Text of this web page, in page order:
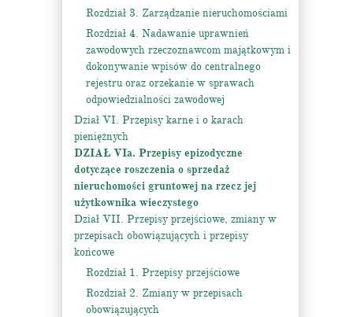
Rozdział 3. Zarządzanie nieruchomościami
Rozdział 4. Nadawanie uprawnień
zawodowych rzeczoznawcom majątkowym i
dokonywanie wpisów do centralnego
rejestru oraz orzekanie w sprawach
odpowiedzialności zawodowej
Dział VI. Przepisy karne i o karach
pieniężnych
DZIAŁ VIa. Przepisy epizodyczne
dotyczące roszczenia o sprzedaż
nieruchomości gruntowej na rzecz jej
użytkownika wieczystego
Dział VII. Przepisy przejściowe, zmiany w
przepisach obowiązujących i przepisy
końcowe
Rozdział 1. Przepisy przejściowe
Rozdział 2. Zmiany w przepisach
obowiązujących